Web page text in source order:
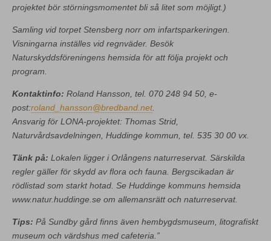
projektet bör störningsmomentet bli så litet som möjligt.)
Samling vid torpet Stensberg norr om infartsparkeringen.
Visningarna inställes vid regnväder. Besök
Naturskyddsföreningens hemsida för att följa projekt och
program.
Kontaktinfo: Roland Hansson, tel. 070 248 94 50, e-
post:roland_hansson@bredband.net.
Ansvarig för LONA-projektet: Thomas Strid,
Naturvårdsavdelningen, Huddinge kommun, tel. 535 30 00 vx.
Tänk på: Lokalen ligger i Orlångens naturreservat. Särskilda
regler gäller för skydd av flora och fauna. Bergscikadan är
rödlistad som starkt hotad. Se Huddinge kommuns hemsida
www.natur.huddinge.se om allemansrätt och naturreservat.
Tips: På Sundby gård finns även hembygdsmuseum, litografiskt
museum och värdshus med cafeteria.”